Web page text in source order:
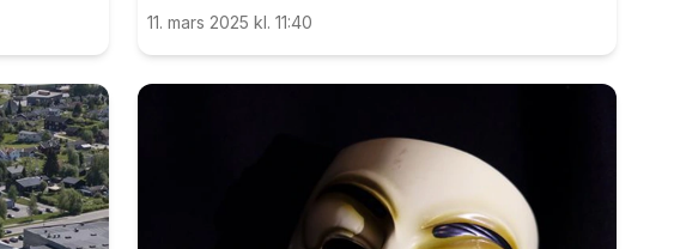
11. mars 2025 kl. 11:40